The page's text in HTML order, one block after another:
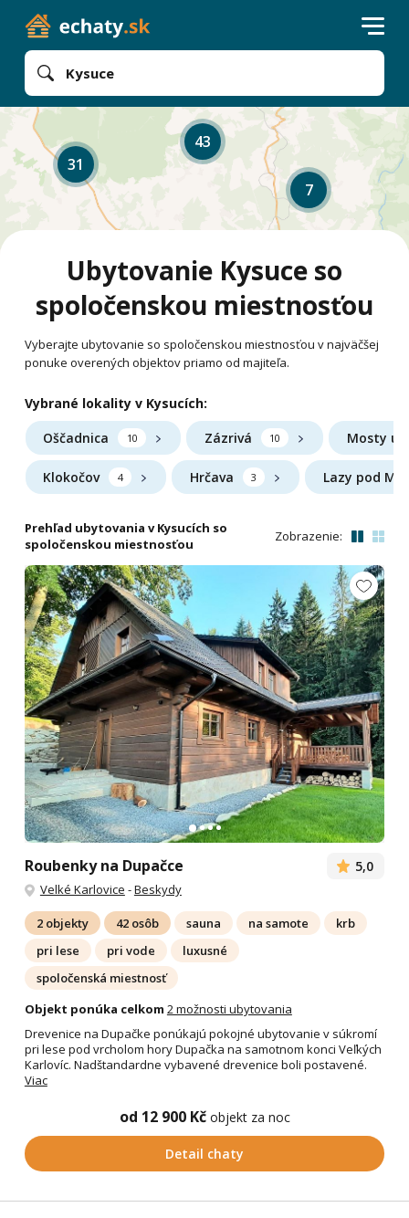
Kysuce
31
43
7
Ubytovanie Kysuce so
spoločenskou miestnosťou
Vyberajte ubytovanie so spoločenskou miestnosťou v najväčšej
ponuke overených objektov priamo od majiteľa.
Vybrané lokality v Kysucích:
Oščadnica 10 Zázrivá 10 Mosty u
Klokočov 4 Hrčava 3 Lazy pod
Prehľad ubytovania v Kysucích so
spoločenskou miestnosťou
Zobrazenie:
Roubenky na Dupačce 5,0
Velké Karlovice -Beskydy
2 objekty 42 osôb sauna na samote
krb
pri lese
pri vode
luxusné
spoločenská miestnosť
Objekt ponúka celkom 2 možnosti ubytovania
Drevenice na Dupačke ponúkajú pokojné ubytovanie v súkromí
pri lese pod vrcholom hory Dupačka na samotnom konci Veľkých
Karlovíc. Nadštandardne vybavené drevenice boli postavené.
Viac
od 12 900 Kč objekt za noc
Detail chaty